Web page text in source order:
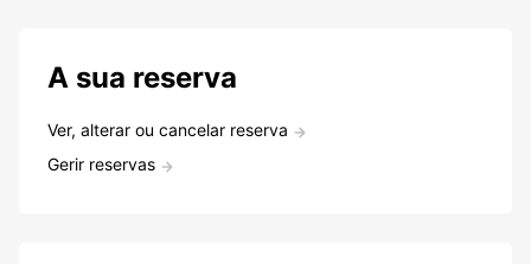
A sua reserva
Ver, alterar ou cancelar reserva
Gerir reservas